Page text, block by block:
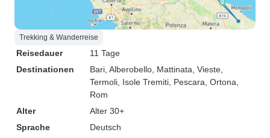
Trekking & Wanderreise
Reisedauer
11 Tage
Destinationen
Bari , Alberobello , Mattinata , Vieste
Termoli , Isole Tremiti , Pescara , Ortona
Rom
Alter
Alter 30+
Sprache
Deutsch